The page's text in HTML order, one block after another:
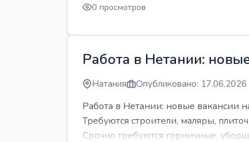
0 просмотров
Работа в Нетании:
Натания Опубликовано: 17.06.2026
Работа в Нетании: новые вакансии
Требуются строители, маляры,
Срочно требуются горничные,